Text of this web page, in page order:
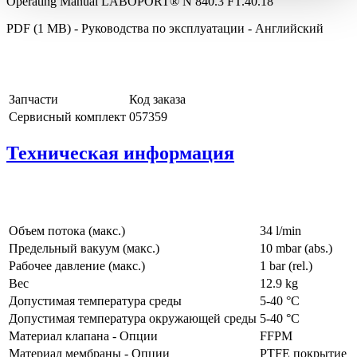
PDF (1 MB) - Руководства по эксплуатации - Английский
Запчасти
Код заказа
Сервисный комплект 057359
Техническая информация
Объем потока (макс.)
34 l/min
Предельный вакуум (макс.)
10 mbar (abs.)
Рабочее давление (макс.)
1 bar (rel.)
Вес
12.9 kg
Допустимая температура среды
5-40 °C
Допустимая температура окружающей среды 5-40 °C
Материал клапана - Опции
FFPM
Материал мембраны - Опции
PTFE покрытие